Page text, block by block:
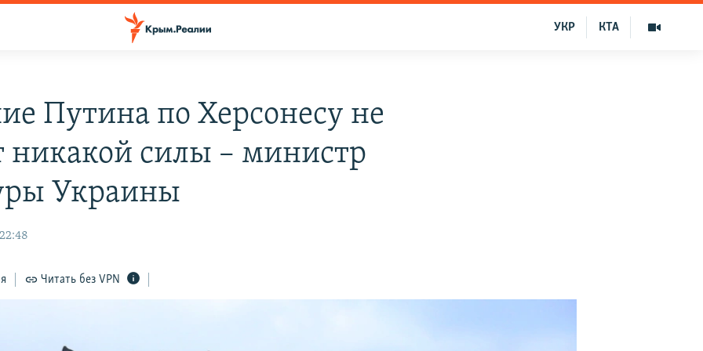
КТА
УКР
Путина по Херсонесу не
никакой силы – министр
Украины
Читать без VPN